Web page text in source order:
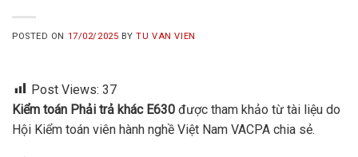
POSTED ON 17/02/2025 BYTU VAN VIEN
Post Views: 37
Kiểm toán Phải trả khác E630 được tham khảo từ tài liệu do
Hội Kiểm toán viên hành nghề Việt Nam VACPA chia sẻ.